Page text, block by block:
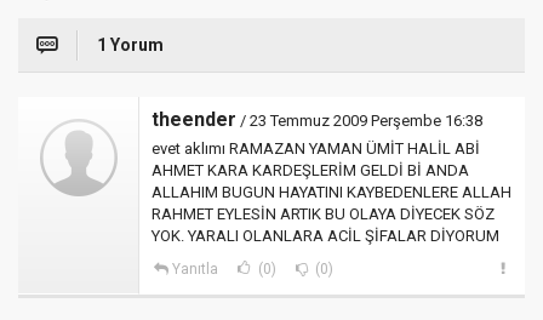
1 Yorum
theender / 23 Temmuz 2009 Perşembe 16:38
evet aklımı RAMAZAN YAMAN ÜMİT HALİL ABİ
AHMET KARA KARDEŞLERİM GELDİ Bİ ANDA
ALLAHIM BUGUN HAYATINI KAYBEDENLERE ALLAH
RAHMET EYLESİN ARTIK BU OLAYA DİYECEK SÖZ
YOK. YARALI OLANLARA ACİL ŞİFALAR DİYORUM
Yanıtla (0) (0)